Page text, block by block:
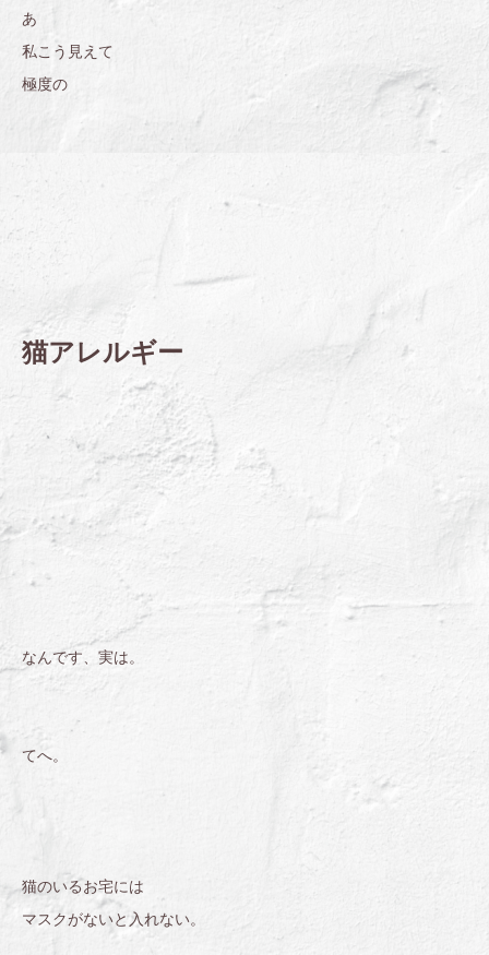
あ
私こう見えて
極度の
猫アレルギー
なんです、実は。
てへ。
猫のいるお宅には
マスクがないと入れない。